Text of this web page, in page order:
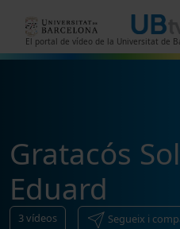
El portal de vídeo de la Universitat de
Gratacós
Eduard
3vídeos Segueix i